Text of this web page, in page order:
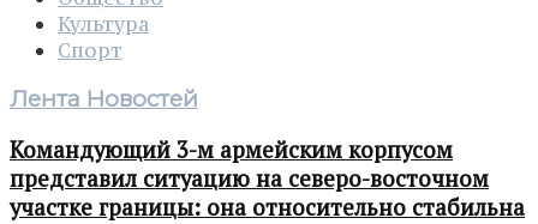
Культура
Спорт
Лента Новостей
Командующий 3-м армейским корпусом
представил ситуацию на северо-восточном
участке границы: она относительно стабильна